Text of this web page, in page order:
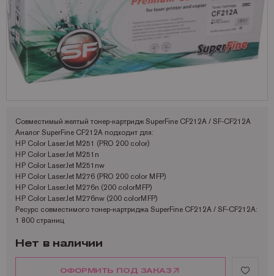
Lexmark
OCE
OKI
Panasonic
Samsung
Sharp
Toshiba
Xerox
Катюша
Аналоги Lexmark
Аналоги Oki
Аналоги Panasonic
Аналоги Pantum
Аналоги Samsung
Аналоги Sharp
Аналоги Xerox
Запчасти для OKI
Запчасти для Samsung
Запчасти для Toshiba
Запчасти для Xerox
Фотобумага Kodak для струйных принтеров
Фотобумага Lomond и пленки для струйных принтеров
Пленка для ламинирования Корея
Принтеры Epson
Принтеры Hewllet Packard
Принтеры Lexmark
Принтеры OKI
Принтеры Ricoh
Принтеры Samsung
Принтеры Sharp
Принтеры XEROX
Факсы Panasonic
Принтеры Kyocera
Мониторы
Мониторы HP
Другое
Совместимый желтый тонер-картридж SuperFine CF212A / SF-CF212A
Аналог SuperFine CF212A подходит для:
HP Color LaserJet M251 (PRO 200 color)
HP Color LaserJet M251n
HP Color LaserJet M251nw
HP Color LaserJet M276 (PRO 200 color MFP)
HP Color LaserJet M276n (200 colorMFP)
HP Color LaserJet M276nw (200 colorMFP)
Ресурс совместимого тонер-картриджа SuperFine CF212A / SF-CF212A:
1 800 страниц
Нет в наличии
ОФОРМИТЬ ПОД ЗАКАЗ